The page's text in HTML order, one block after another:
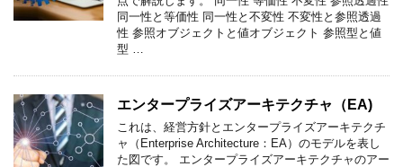
同一性と等価性 同一性と不変性 不変性と参照透過
性 参照オブジェクトと値オブジェクト 参照型と値
型 …
エンタープライズアーキテクチャ（EA)
これは、経営方針とエンタープライズアーキテクチ
ャ（Enterprise Architecture：EA）のモデルを表し
た図です。 エンタープライズアーキテクチャのアー